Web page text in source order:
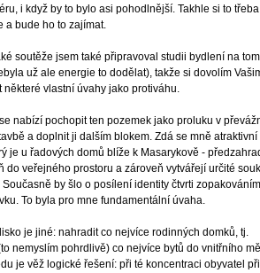
i když by to bylo asi pohodlnější. Takhle si to třeba
a bude ho to zajímat.
soutěže jsem také připravoval studii bydlení na
už ale energie to dodělat), takže si dovolím
některé vlastní úvahy jako protiváhu.
nabízí pochopit ten pozemek jako proluku v
a doplnit ji dalším blokem. Zdá se mně atraktivní
je u řadových domů blíže k Masarykově -
do veřejného prostoru a zároveň vytvářejí určité
Současně by šlo o posílení identity čtvrti zopakováním
To byla pro mne fundamentální úvaha.
je jiné: nahradit co nejvíce rodinných domků, tj.
nemyslím pohrdlivě) co nejvíce bytů do vnitřního
je věž logické řešení: při té koncentraci obyvatel